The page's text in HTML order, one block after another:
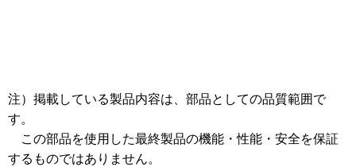
注）掲載している製品内容は、部品としての品質範囲で
す。
この部品を使用した最終製品の機能・性能・安全を保証
するものではありません。